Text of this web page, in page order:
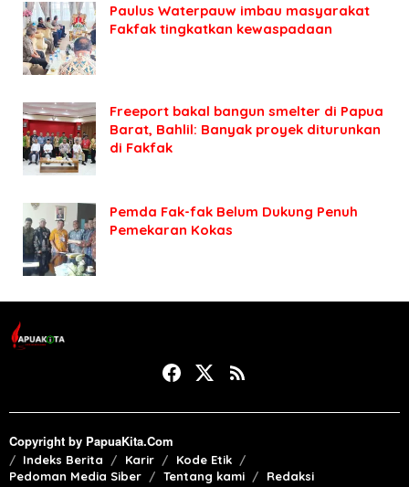
Paulus Waterpauw imbau masyarakat
Fakfak tingkatkan kewaspadaan
Freeport bakal bangun smelter di Papua
Barat, Bahlil: Banyak proyek diturunkan
di Fakfak
Pemda Fak-fak Belum Dukung Penuh
Pemekaran Kokas
Copyright by PapuaKita.Com
Indeks Berita Karir
Kode Etik
Pedoman Media Siber
Tentang kami Redaksi